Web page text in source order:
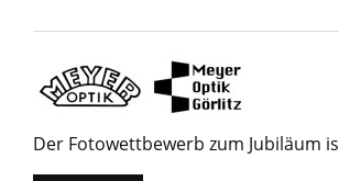
Der Fotowettbewerb zum Jubiläum